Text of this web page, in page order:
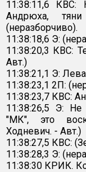
11:38:11,6 КВС:
Андрюха,
(неразборчиво).
11:38:18,6 Э:
11:38:20,3 КВС:
Авт.)
11:38:21,1 Э:
11:38:23,1 2П:
11:38:23,7 КВС:
11:38:26,5 Э:
"МК", это
Ходневич. - Авт.)
11:38:27,5 КВС:
11:38:28,3 Э:
11:38:30 КРИК.